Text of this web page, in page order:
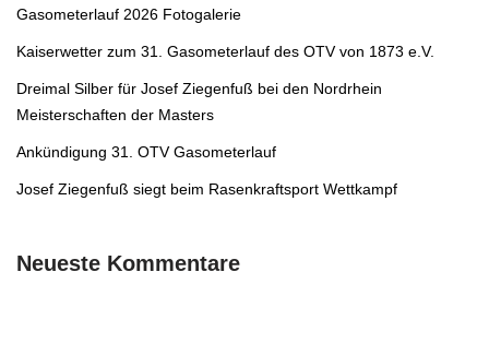
Gasometerlauf 2026 Fotogalerie
Kaiserwetter zum 31. Gasometerlauf des OTV von 1873 e.V.
Dreimal Silber für Josef Ziegenfuß bei den Nordrhein
Meisterschaften der Masters
Ankündigung 31. OTV Gasometerlauf
Josef Ziegenfuß siegt beim Rasenkraftsport Wettkampf
Neueste Kommentare